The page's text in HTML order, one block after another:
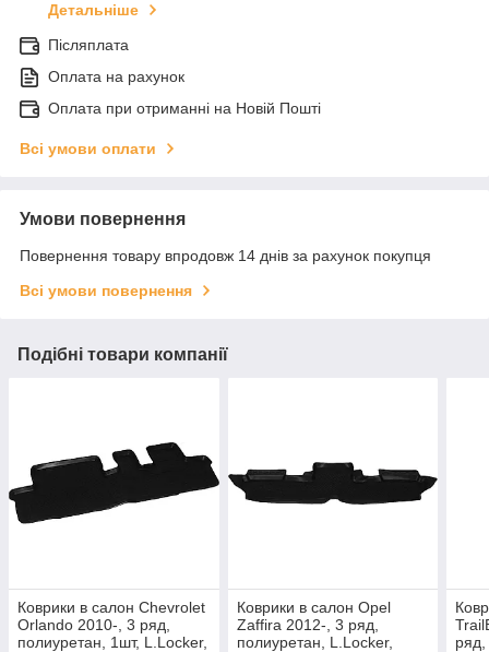
Детальніше
Післяплата
Оплата на рахунок
Оплата при отриманні на Новій Пошті
Всі умови оплати
Умови повернення
Повернення товару впродовж 14 днів за рахунок покупця
Всі умови повернення
Подібні товари компанії
Коврики в салон Chevrolet
Orlando 2010-, 3 ряд,
полиуретан, 1шт, L.Locker,
Коврики в салон Opel
Zaffira 2012-, 3 ряд,
полиуретан, L.Locker,